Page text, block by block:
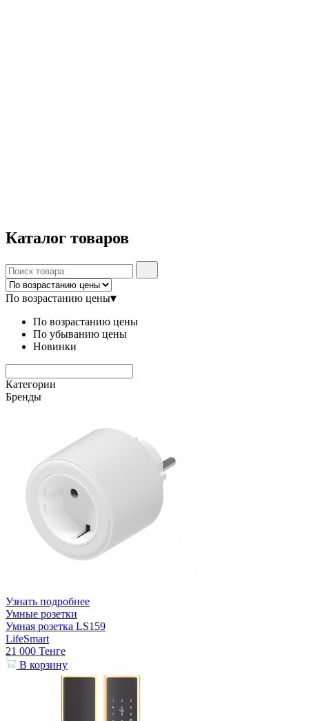
Каталог товаров
По возрастанию цены▾
По возрастанию цены
По убыванию цены
Новинки
Категории
Бренды
Узнать подробнее
Умные розетки
Умная розетка LS159
LifeSmart
21 000 Тенге
В корзину